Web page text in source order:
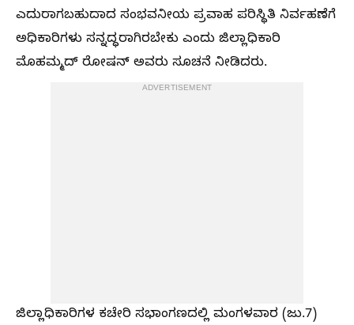
ಎದುರಾಗಬಹುದಾದ ಸಂಭವನೀಯ ಪ್ರವಾಹ ಪರಿಸ್ಥಿತಿ ನಿರ್ವಹಣೆಗೆ
ಅಧಿಕಾರಿಗಳು ಸನ್ನದ್ಧರಾಗಿರಬೇಕು ಎಂದು ಜಿಲ್ಲಾಧಿಕಾರಿ
ಮೊಹಮ್ಮದ್ ರೋಷನ್ ಅವರು ಸೂಚನೆ ನೀಡಿದರು.
ADVERTISEMENT
ಜಿಲ್ಲಾಧಿಕಾರಿಗಳ ಕಚೇರಿ‌ ಸಭಾಂಗಣದಲ್ಲಿ ಮಂಗಳವಾರ (ಜು.7)